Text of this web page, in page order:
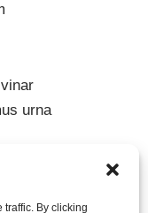
By clicking
urna